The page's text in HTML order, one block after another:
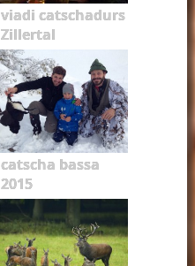
viadi catschadurs
Zillertal
catscha bassa
2015